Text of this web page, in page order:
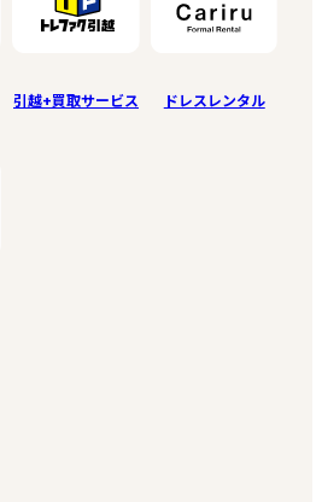
引越+買取サービス ドレスレンタル